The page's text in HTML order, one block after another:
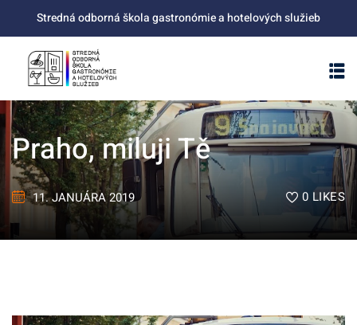
content
Stredná odborná škola gastronómie a hotelových služieb
Praho, miluji Tě
11. JANUÁRA 2019 0 LIKES